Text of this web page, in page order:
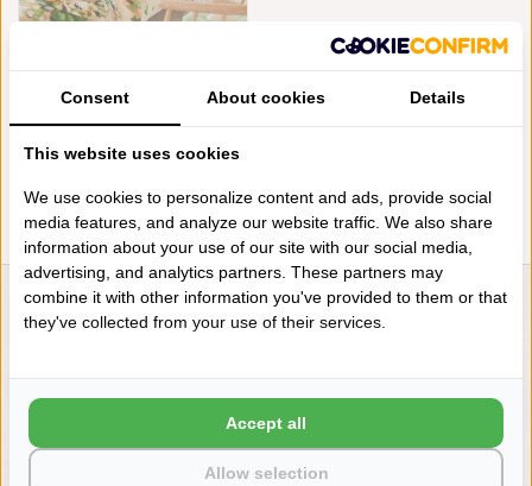
DESIGNERS GUILD
DEKBEDOVERTREK GIARDINO
LIENSLINNENWINKEL.NL
+31 (0) 575 511817
Consent About cookies Details
This website uses cookies
We use cookies to personalize content and ads, provide social
media features, and analyze our website traffic. We also share
information about your use of our site with our social media,
advertising, and analytics partners. These partners may
combine it with other information you've provided to them or that
they've collected from your use of their services.
Allow selection
Accept all